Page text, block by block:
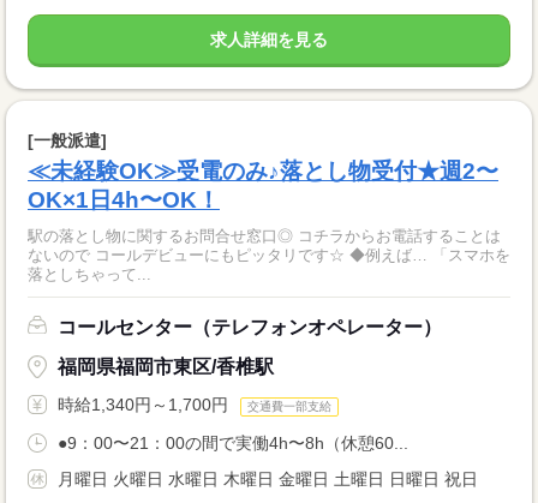
求人詳細を見る
[一般派遣]
≪未経験OK≫受電のみ♪落とし物受付★週2〜
OK×1日4h〜OK！
駅の落とし物に関するお問合せ窓口◎ コチラからお電話することは
ないので コールデビューにもピッタリです☆ ◆例えば… 「スマホを
落としちゃって...
コールセンター（テレフォンオペレーター）
福岡県福岡市東区/香椎駅
時給1,340円～1,700円 交通費一部支給
●9：00〜21：00の間で実働4h〜8h（休憩60...
月曜日 火曜日 水曜日 木曜日 金曜日 土曜日 日曜日 祝日